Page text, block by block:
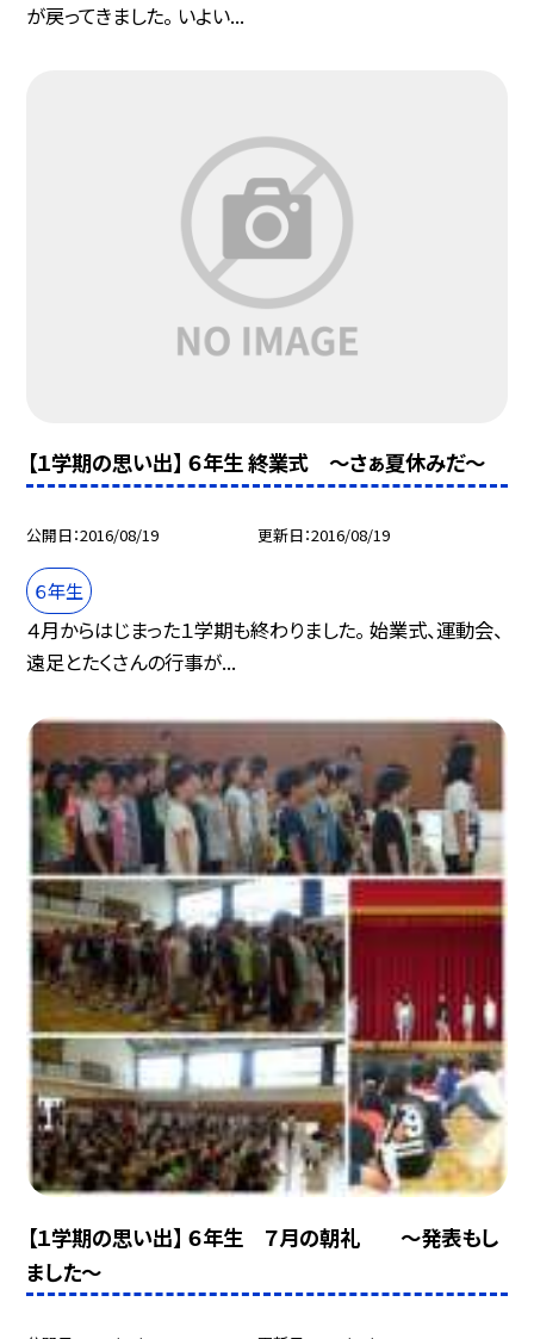
が戻ってきました。 いよい...
【１学期の思い出】 ６年生 終業式 〜さぁ夏休みだ〜
公開日 2016/08/19 更新日 2016/08/19
６年生
４月からはじまった１学期も終わりました。 始業式、運動会、
遠足とたくさんの行事が...
【１学期の思い出】 ６年生 ７月の朝礼 〜発表もし
ました〜